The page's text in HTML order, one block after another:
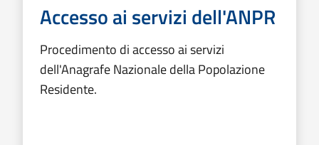
Accesso ai servizi dell'ANPR
Procedimento di accesso ai servizi
dell'Anagrafe Nazionale della Popolazione
Residente.